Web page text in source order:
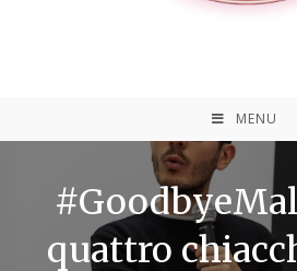
MENU
quattro